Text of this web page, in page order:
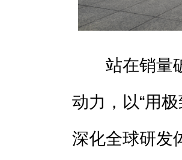
站在销量破
动力，以“用
深化全球研发